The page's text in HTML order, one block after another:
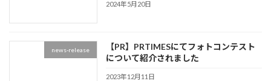
2024年5月20日
news-release
【PR】PRTIMESにてフォトコンテスト
について紹介されました
2023年12月11日